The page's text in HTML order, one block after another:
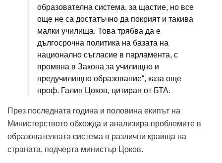
образователна система, за щастие, но все
още не са достатъчно да покрият и такива
малки училища. Това трябва да е
дългосрочна политика на базата на
национално съгласие в парламента, с
промяна в Закона за училищно и
предучилищно образование“, каза още
проф. Галин Цоков, цитиран от БТА.
През последната година и половина екипът на
Министерството обхожда и анализира проблемите в
образователната система в различни краища на
страната, подчерта министър Цоков.